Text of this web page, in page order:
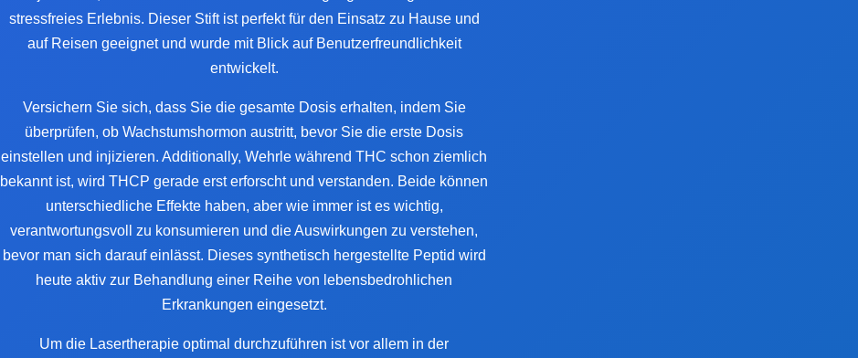
stressfreies Erlebnis. Dieser Stift ist perfekt für den Einsatz zu Hause und
auf Reisen geeignet und wurde mit Blick auf Benutzerfreundlichkeit
entwickelt.
Versichern Sie sich, dass Sie die gesamte Dosis erhalten, indem Sie
überprüfen, ob Wachstumshormon austritt, bevor Sie die erste Dosis
einstellen und injizieren. Additionally, Wehrle während THC schon ziemlich
bekannt ist, wird THCP gerade erst erforscht und verstanden. Beide können
unterschiedliche Effekte haben, aber wie immer ist es wichtig,
verantwortungsvoll zu konsumieren und die Auswirkungen zu verstehen,
bevor man sich darauf einlässt. Dieses synthetisch hergestellte Peptid wird
heute aktiv zur Behandlung einer Reihe von lebensbedrohlichen
Erkrankungen eingesetzt.
Um die Lasertherapie optimal durchzuführen ist vor allem in der